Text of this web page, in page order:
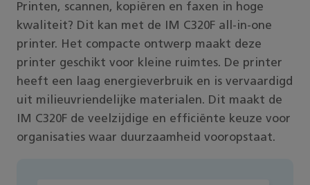
Printen, scannen, kopiëren en faxen in hoge
kwaliteit? Dit kan met de IM C320F all-in-one
printer. Het compacte ontwerp maakt deze
printer geschikt voor kleine ruimtes. De printer
heeft een laag energieverbruik en is vervaardigd
uit milieuvriendelijke materialen. Dit maakt de
IM C320F de veelzijdige en efficiënte keuze voor
organisaties waar duurzaamheid vooropstaat.